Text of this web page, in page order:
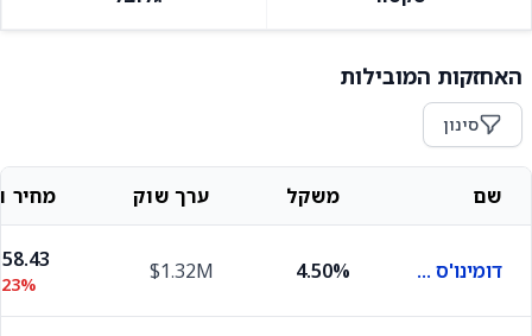
האחזקות המובילות
סינון
שם משקל ערך שוק מחיר
דומינו'ס פיצה 4.50%
$1.32M